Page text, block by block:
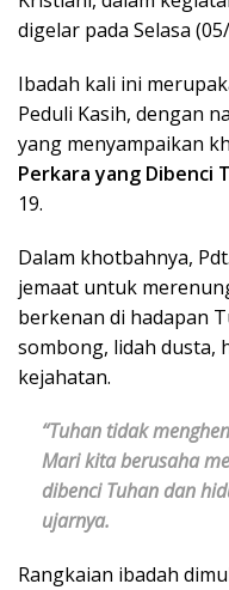
digelar pada Selasa
Ibadah kali ini
Peduli Kasih, dengan
yang menyampaikan
Perkara yang Dibenci
19.
Dalam khotbahnya,
jemaat untuk
berkenan di hadapan
sombong, lidah dusta,
kejahatan.
“Tuhan tidak
Mari kita berusaha
dibenci Tuhan dan
ujarnya.
Rangkaian ibadah